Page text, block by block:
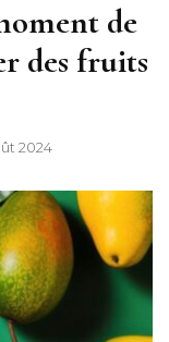
de
des fruits
2024